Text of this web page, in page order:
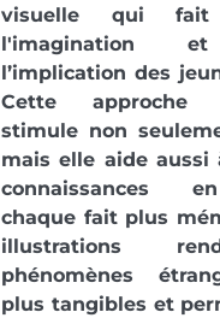
visuelle qui
l'imagination
l’implication des
Cette approche
stimule non
mais elle aide aussi
connaissances
chaque fait plus
illustrations
phénomènes
plus tangibles et